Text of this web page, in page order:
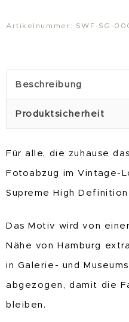
Artikelnummer: SWF-SG-
Beschreibung
Produktsicherheit
Für alle, die zuhause
Fotoabzug im Vintage-
Supreme High
Das Motiv wird von
Nähe von Hamburg
in Galerie- und
abgezogen, damit die
bleiben.